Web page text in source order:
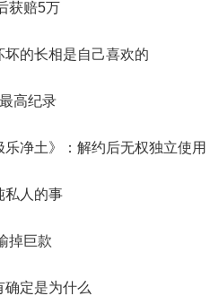
获赔5万
的长相是自己喜欢的
高纪录
净土》：解约后无权独立使用
私人的事
掉巨款
定是为什么